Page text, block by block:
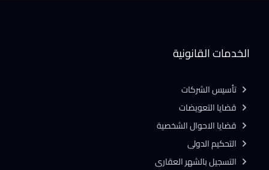
الخدمات القانونية
تأسيس الشركات
قضايا التعويضات
قضايا الاحوال الشخصية
التحكيم الدولى
التسجيل بالشهر العقارى